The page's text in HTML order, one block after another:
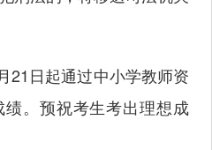
日起通过中小学教师资
。预祝考生考出理想成